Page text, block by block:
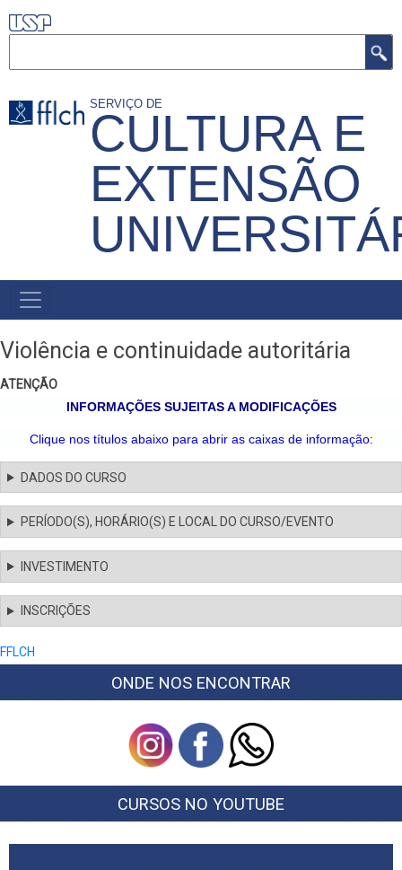
Pular
para
principal
SERVIÇO DE
CULTURA E
EXTENSÃO
MENU
PRIMÁRIO
Violência e continuidade autoritária
ATENÇÃO
INFORMAÇÕES SUJEITAS A MODIFICAÇÕES
Clique nos títulos abaixo para abrir as caixas de informação:
DADOS DO CURSO
PERÍODO(S), HORÁRIO(S) E LOCAL DO CURSO/EVENTO
INVESTIMENTO
INSCRIÇÕES
FFLCH
ONDE NOS ENCONTRAR
CURSOS NO YOUTUBE